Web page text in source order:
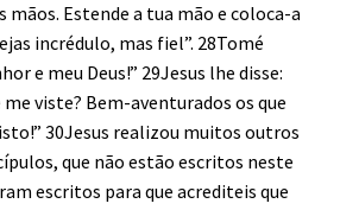
mãos. Estende a tua mão e coloca-a
incrédulo, mas fiel”. 28Tomé
e meu Deus!” 29Jesus lhe disse:
viste? Bem-aventurados os que
30Jesus realizou muitos outros
que não estão escritos neste
escritos para que acrediteis que